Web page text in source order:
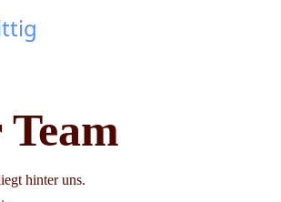
hinter uns.